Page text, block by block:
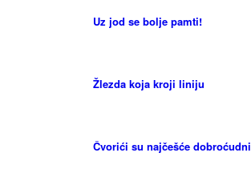
Uz jod se bolje pamti!
Žlezda koja kroji liniju
Čvorići su najčešće dobroćudni